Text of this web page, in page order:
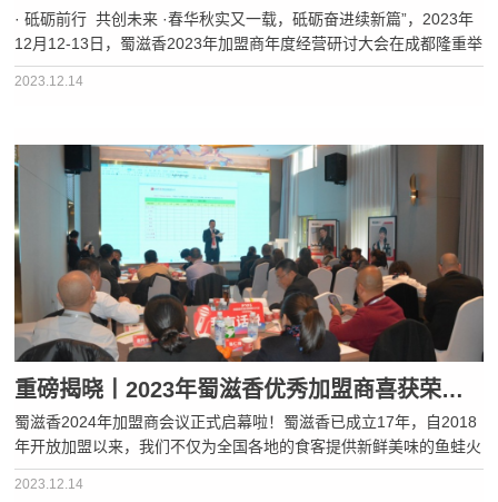
· 砥砺前行 共创未来 ·春华秋实又一载，砥砺奋进续新篇”，2023年
12月12-13日，蜀滋香2023年加盟商年度经营研讨大会在成都隆重举
行。在过去的三年，因为疫情的缘故，没能如期举办，这一次，公司
2023.12.14
重磅揭晓丨2023年蜀滋香优秀加盟商喜获荣誉，来领奖啦！
蜀滋香2024年加盟商会议正式启幕啦！蜀滋香已成立17年，自2018
年开放加盟以来，我们不仅为全国各地的食客提供新鲜美味的鱼蛙火
锅，更是帮助了 七十余位创业者成功开店致富。秉承着“爱、给予、
2023.12.14